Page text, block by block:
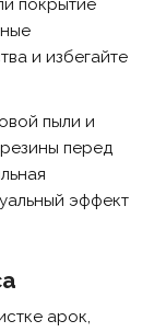
покрытие
и избегайте
пыли и
перед
эффект
арок,